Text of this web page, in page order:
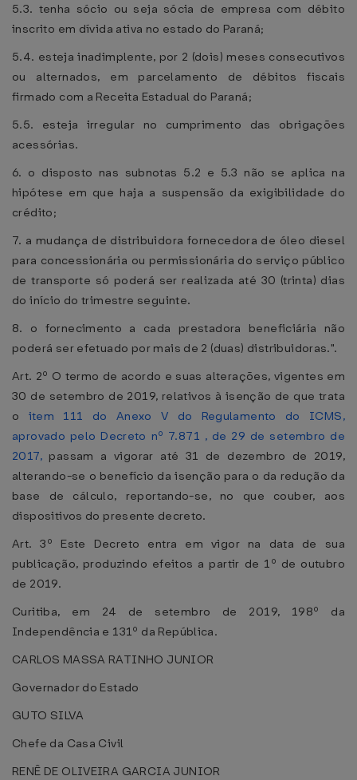
5.3. tenha sócio ou seja sócia de empresa com débito
inscrito em dívida ativa no estado do Paraná;
5.4. esteja inadimplente, por 2 (dois) meses consecutivos
ou alternados, em parcelamento de débitos fiscais
firmado com a Receita Estadual do Paraná;
5.5. esteja irregular no cumprimento das obrigações
acessórias.
6. o disposto nas subnotas 5.2 e 5.3 não se aplica na
hipótese em que haja a suspensão da exigibilidade do
crédito;
7. a mudança de distribuidora fornecedora de óleo diesel
para concessionária ou permissionária do serviço público
de transporte só poderá ser realizada até 30 (trinta) dias
do início do trimestre seguinte.
8. o fornecimento a cada prestadora beneficiária não
poderá ser efetuado por mais de 2 (duas) distribuidoras.".
Art. 2º O termo de acordo e suas alterações, vigentes em
30 de setembro de 2019, relativos à isenção de que trata
o item 111 do Anexo V do Regulamento do ICMS,
aprovado pelo Decreto nº 7.871 , de 29 de setembro de
2017, passam a vigorar até 31 de dezembro de 2019,
alterando-se o benefício da isenção para o da redução da
base de cálculo, reportando-se, no que couber, aos
dispositivos do presente decreto.
Art. 3º Este Decreto entra em vigor na data de sua
publicação, produzindo efeitos a partir de 1º de outubro
de 2019.
Curitiba, em 24 de setembro de 2019, 198º da
Independência e 131º da República.
CARLOS MASSA RATINHO JUNIOR
Governador do Estado
GUTO SILVA
Chefe da Casa Civil
RENÊ DE OLIVEIRA GARCIA JUNIOR